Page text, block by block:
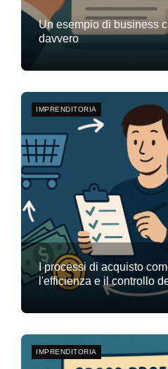
Un esempio di business
davvero
I processi di acquisto
l'efficienza e il controllo
IMPRENDITORIA
IMPRENDITORIA